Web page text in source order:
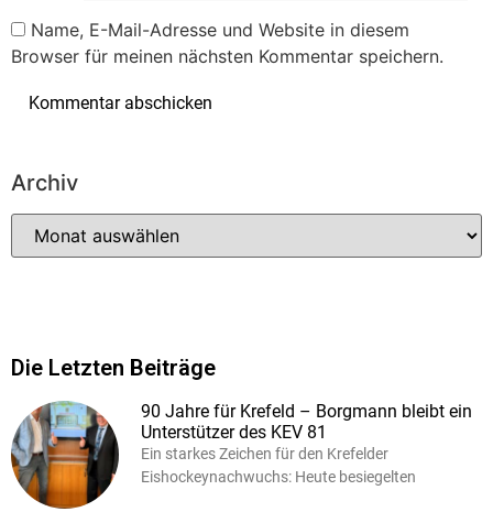
Name, E-Mail-Adresse und Website in diesem
Browser für meinen nächsten Kommentar speichern.
Archiv
Die Letzten Beiträge
90 Jahre für Krefeld – Borgmann bleibt ein
Unterstützer des KEV 81
Ein starkes Zeichen für den Krefelder
Eishockeynachwuchs: Heute besiegelten